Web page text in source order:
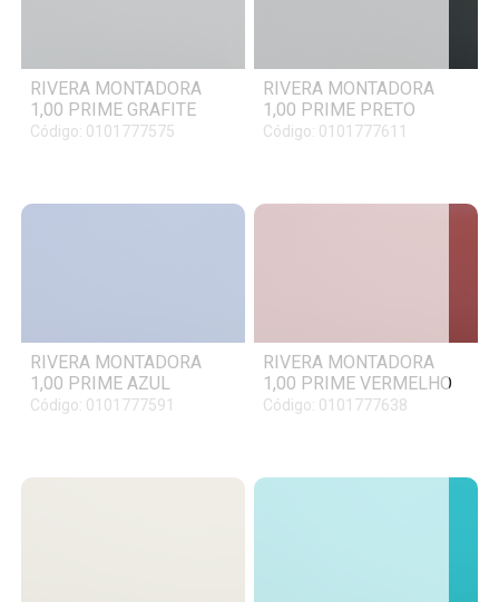
RIVERA MONTADORA
1,00 PRIME GRAFITE
Código: 0101777575
RIVERA MONTADORA
1,00 PRIME PRETO
Código: 0101777611
RIVERA MONTADORA
1,00 PRIME AZUL
Código: 0101777591
RIVERA MONTADORA
1,00 PRIME VERMELHO
Código: 0101777638